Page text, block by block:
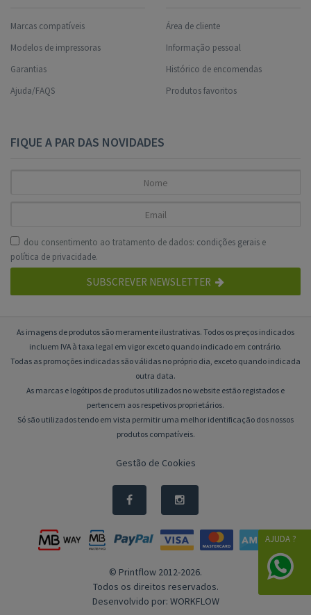
Marcas compatíveis
Modelos de impressoras
Garantias
Ajuda/FAQS
Área de cliente
Informação pessoal
Histórico de encomendas
Produtos favoritos
FIQUE A PAR DAS NOVIDADES
dou consentimento ao tratamento de dados: condições gerais e
política de privacidade.
SUBSCREVER NEWSLETTER
As imagens de produtos são meramente ilustrativas. Todos os preços indicados
incluem IVA à taxa legal em vigor exceto quando indicado em contrário.
Todas as promoções indicadas são válidas no próprio dia, exceto quando indicada
outra data.
As marcas e logótipos de produtos utilizados no website estão registados e
pertencem aos respetivos proprietários.
Só são utilizados tendo em vista permitir uma melhor identificação dos nossos
produtos compatíveis.
Gestão de Cookies
© Printflow 2012-2026.
Todos os direitos reservados.
Desenvolvido por: WORKFLOW
AJUDA ?